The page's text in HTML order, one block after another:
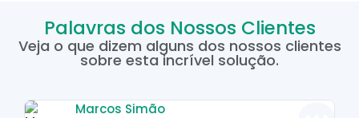
Palavras dos Nossos Clientes
Veja o que dizem alguns dos nossos clientes
sobre esta incrível solução.
Marcos Simão